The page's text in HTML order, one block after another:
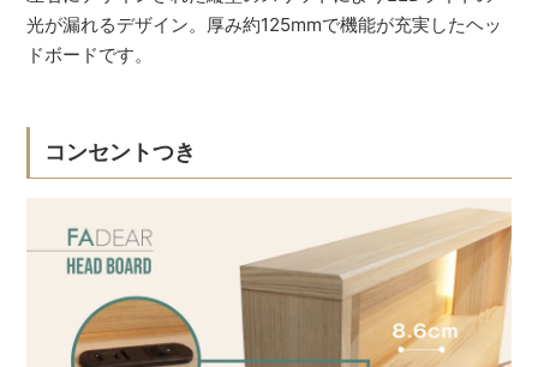
光が漏れるデザイン。厚み約125mmで機能が充実したヘッ
ドボードです。
コンセントつき